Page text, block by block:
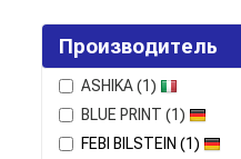
Производитель
ASHIKA(1)
BLUE PRINT (1)
FEBI BILSTEIN (1)